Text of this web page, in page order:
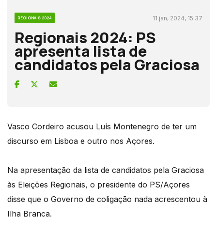
REGIONAIS 2024 11 jan, 2024, 15:37
Regionais 2024: PS
apresenta lista de
candidatos pela Graciosa
Vasco Cordeiro acusou Luís Montenegro de ter um
discurso em Lisboa e outro nos Açores.
Na apresentação da lista de candidatos pela Graciosa
às Eleições Regionais, o presidente do PS/Açores
disse que o Governo de coligação nada acrescentou à
Ilha Branca.